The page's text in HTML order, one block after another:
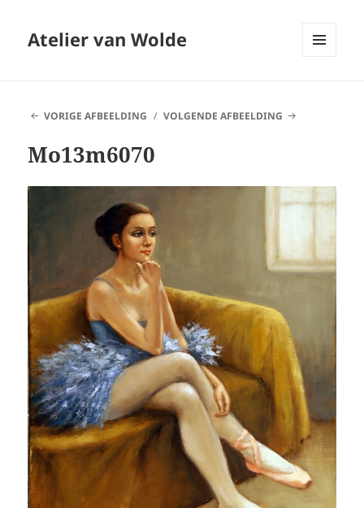
Atelier van Wolde
VORIGE AFBEELDING
VOLGENDE AFBEELDING
Mo13m6070